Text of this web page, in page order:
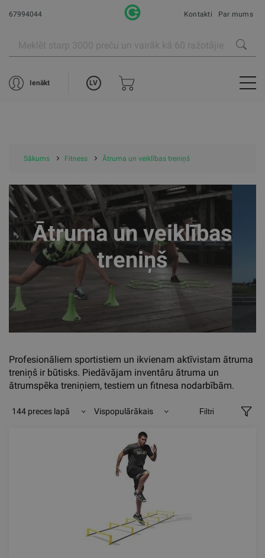
67994044 Kontakti Par mums
Ienākt LV
Sākums Fitness Ātruma un veiklības treniņš
Ātruma un veiklības
treniņš
Profesionāliem sportistiem un ikvienam aktīvistam ātruma
treniņš ir būtisks. Piedāvājam inventāru ātruma un
ātrumspēka treniņiem, testiem un fitnesa nodarbībām.
144 preces lapā Vispopulārākais Filtri